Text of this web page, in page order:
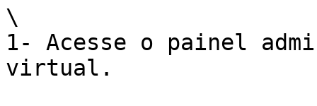
\
1- Acesse o painel
virtual.